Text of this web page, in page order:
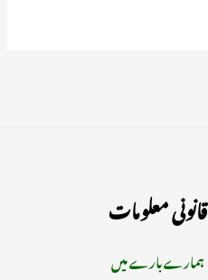
قانونی معلومات
ہمارے بارے میں